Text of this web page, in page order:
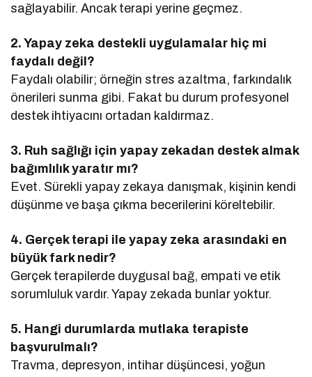
sağlayabilir. Ancak terapi yerine geçmez.
2. Yapay zeka destekli uygulamalar hiç mi
faydalı değil?
Faydalı olabilir; örneğin stres azaltma, farkındalık
önerileri sunma gibi. Fakat bu durum profesyonel
destek ihtiyacını ortadan kaldırmaz.
3. Ruh sağlığı için yapay zekadan destek almak
bağımlılık yaratır mı?
Evet. Sürekli yapay zekaya danışmak, kişinin kendi
düşünme ve başa çıkma becerilerini köreltebilir.
4. Gerçek terapi ile yapay zeka arasındaki en
büyük fark nedir?
Gerçek terapilerde duygusal bağ, empati ve etik
sorumluluk vardır. Yapay zekada bunlar yoktur.
5. Hangi durumlarda mutlaka terapiste
başvurulmalı?
Travma, depresyon, intihar düşüncesi, yoğun